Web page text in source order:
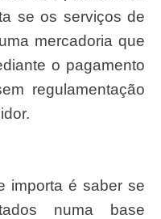
se os serviços de
mercadoria que
o pagamento
regulamentação
numa base